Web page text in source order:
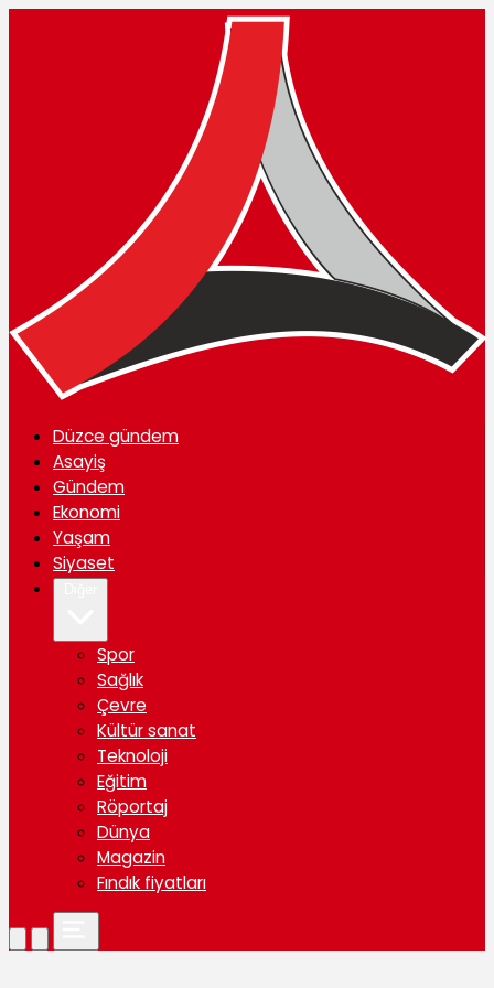
Düzce gündem
Asayiş
Gündem
Ekonomi
Yaşam
Siyaset
Spor
Sağlık
Çevre
Kültür sanat
Teknoloji
Eğitim
Röportaj
Dünya
Magazin
Fındık fiyatları